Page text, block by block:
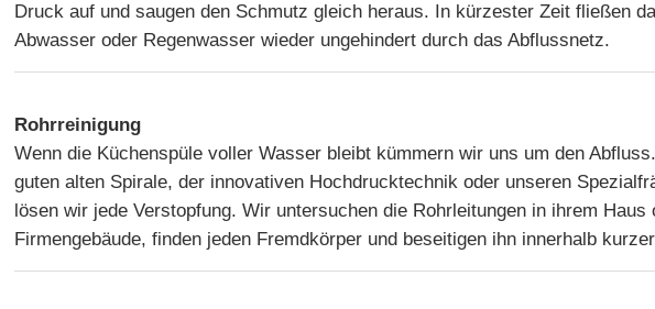
Druck auf und saugen den Schmutz gleich heraus. In kürzester Zeit fließen
Abwasser oder Regenwasser wieder ungehindert durch das Abflussnetz.
Rohrreinigung
Wenn die Küchenspüle voller Wasser bleibt kümmern wir uns um den
guten alten Spirale, der innovativen Hochdrucktechnik oder unseren
lösen wir jede Verstopfung. Wir untersuchen die Rohrleitungen in ihrem Haus
Firmengebäude, finden jeden Fremdkörper und beseitigen ihn innerhalb